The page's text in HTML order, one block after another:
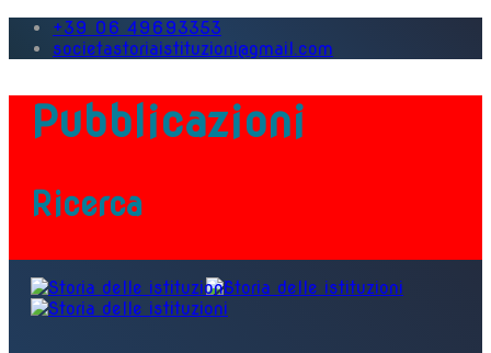
+39 06 49693353
societastoriaistituzioni@gmail.com
Pubblicazioni
Ricerca